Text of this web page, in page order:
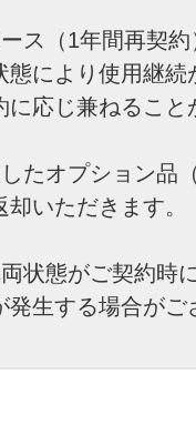
ス（1年間再契
により使用継続
応じ兼ねること
たオプション品
いただきます。
状態がご契約時
発生する場合がご